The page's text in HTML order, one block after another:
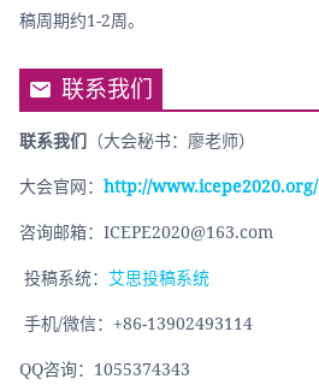
稿周期约1-2周。
联系我们
联系我们 （大会秘书：廖老师）
大会官网： http://www.icepe2020.org/
咨询邮箱：ICEPE2020@163.com
投稿系统： 艾思投稿系统
手机/微信：+86-13902493114
QQ咨询：1055374343